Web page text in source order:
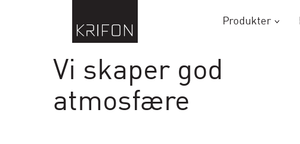
Produkter
Vi skaper god
atmosfære